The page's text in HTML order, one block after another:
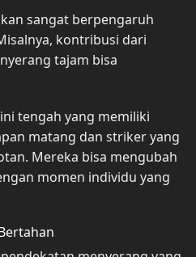
sangat berpengaruh
kontribusi dari
tajam bisa
tengah yang memiliki
matang dan striker yang
Mereka bisa mengubah
momen individu yang